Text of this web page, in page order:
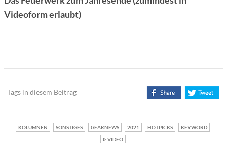
Videoform erlaubt)
Tags in diesem Beitrag
KOLUMNEN SONSTIGES GEARNEWS 2021 HOTPICKS
KEYWORD
VIDEO